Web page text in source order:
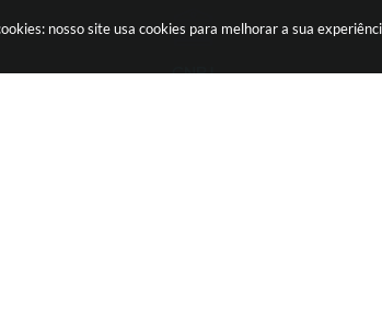
nosso site usa cookies para melhorar a sua
CNPJ